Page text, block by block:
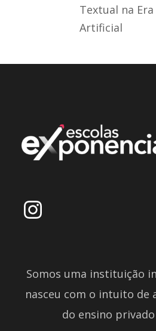
Textual na
Artificial
Somos uma instituição
nasceu com o intuito de
do ensino